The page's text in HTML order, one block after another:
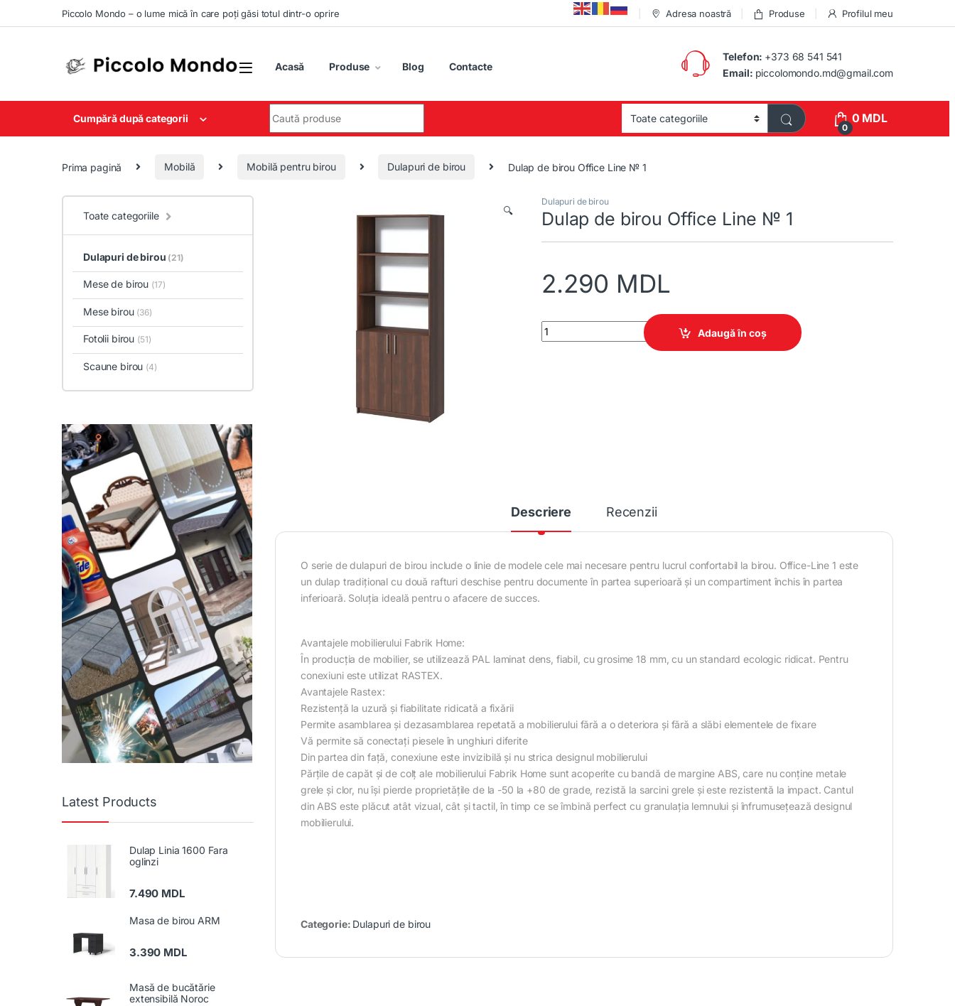
Skip to navigation
Skip to contentPiccolo Mondo – o lume mică în care poți găsi totul dintr-o oprire Adresa noastră Produse Profilul meu
Acasă Produse Blog Contacte
Telefon: +373 68 541 541
Email: piccolomondo.md@gmail.com
Cumpără după categorii
0
0 MDL
Prima pagină Mobilă Mobilă pentru birou Dulapuri de birou Dulap de birou Office Line № 1
🔍
Dulapuri de birou
Dulap de birou Office Line № 1
2.290 MDL
Dulap de birou Office Line № 1 quantity
Adaugă în coș
Descriere Recenzii
O serie de dulapuri de birou include o linie de modele cele mai necesare pentru lucrul confortabil la birou. Office-Line 1 este
un dulap tradițional cu două rafturi deschise pentru documente în partea superioară și un compartiment închis în partea
inferioară. Soluția ideală pentru o afacere de succes.
Avantajele mobilierului Fabrik Home:
În producția de mobilier, se utilizează PAL laminat dens, fiabil, cu grosime 18 mm, cu un standard ecologic ridicat. Pentru
conexiuni este utilizat RASTEX.
Avantajele Rastex:
Rezistență la uzură și fiabilitate ridicată a fixării
Permite asamblarea și dezasamblarea repetată a mobilierului fără a o deteriora și fără a slăbi elementele de fixare
Vă permite să conectați piesele în unghiuri diferite
Din partea din față, conexiune este invizibilă și nu strica designul mobilierului
Părțile de capăt și de colț ale mobilierului Fabrik Home sunt acoperite cu bandă de margine ABS, care nu conține metale
grele și clor, nu își pierde proprietățile de la -50 la +80 de grade, rezistă la sarcini grele și este rezistentă la impact. Cantul
din ABS este plăcut atât vizual, cât și tactil, în timp ce se îmbină perfect cu granulația lemnului și înfrumusețează designul
mobilierului.
Categorie: Dulapuri de birou
Toate categoriile
Dulapuri de birou (21)
Mese de birou (17)
Mese birou (36)
Fotolii birou (51)
Scaune birou (4)
Latest Products
Dulap Linia 1600 Fara
oglinzi
7.490 MDL
Masa de birou ARM
3.390 MDL
Masă de bucătărie
extensibilă Noroc